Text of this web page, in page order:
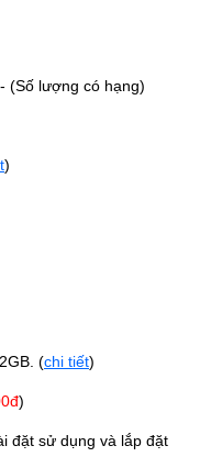
(Số lượng có hạng)
)
(chi tiết)
)
đặt sử dụng và lắp đặt